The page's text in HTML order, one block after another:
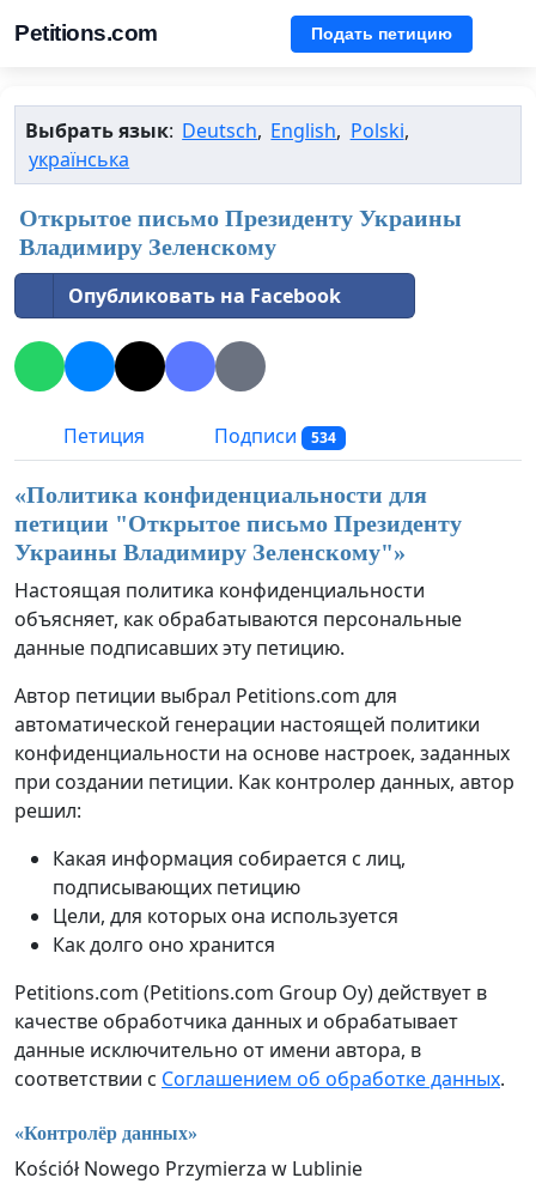
Petitions.com Подать петицию
Выбрать язык: Deutsch, English, Polski,
українська
Открытое письмо Президенту Украины
Владимиру Зеленскому
Опубликовать на Facebook
Петиция Подписи 534
«Политика конфиденциальности для
петиции "Открытое письмо Президенту
Украины Владимиру Зеленскому"»
Настоящая политика конфиденциальности
объясняет, как обрабатываются персональные
данные подписавших эту петицию.
Автор петиции выбрал Petitions.com для
автоматической генерации настоящей политики
конфиденциальности на основе настроек, заданных
при создании петиции. Как контролер данных, автор
решил:
Какая информация собирается с лиц,
подписывающих петицию
Цели, для которых она используется
Как долго оно хранится
Petitions.com (Petitions.com Group Oy) действует в
качестве обработчика данных и обрабатывает
данные исключительно от имени автора, в
соответствии с Соглашением об обработке данных.
«Контролёр данных»
Kościół Nowego Przymierza w Lublinie